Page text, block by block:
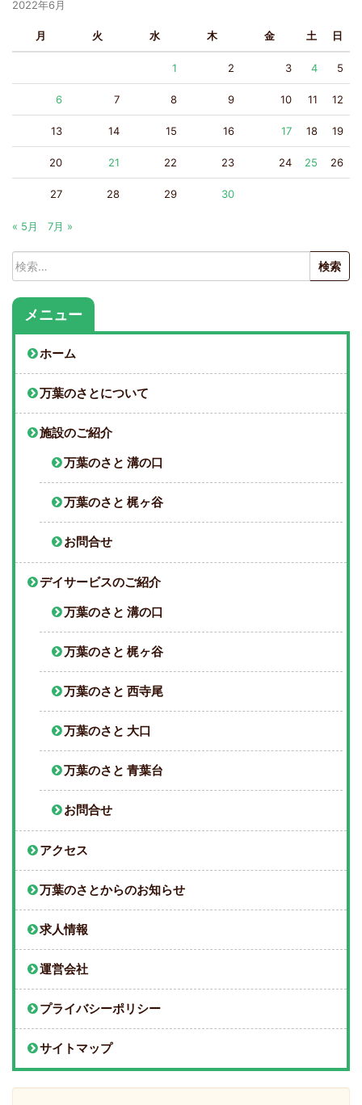
2022年6月
月 火 水 木 金 土 日
1 2 3 4 5
6 7 8 9 10 11 12
13 14 15 16 17 18 19
20 21 22 23 24 25 26
27 28 29 30
« 5月 7月 »
検
索:
メニュー
ホーム
万葉のさとについて
施設のご紹介
万葉のさと 溝の口
万葉のさと 梶ヶ谷
お問合せ
デイサービスのご紹介
万葉のさと 溝の口
万葉のさと 梶ヶ谷
万葉のさと 西寺尾
万葉のさと 大口
万葉のさと 青葉台
お問合せ
アクセス
万葉のさとからのお知らせ
求人情報
運営会社
プライバシーポリシー
サイトマップ